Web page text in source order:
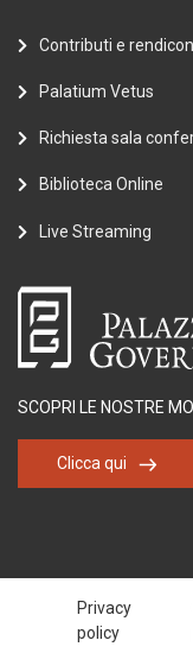
Contributi e
Palatium Vetus
Richiesta sala
Biblioteca Online
Live Streaming
SCOPRI LE NOSTRE
Clicca qui
Privacy
policy